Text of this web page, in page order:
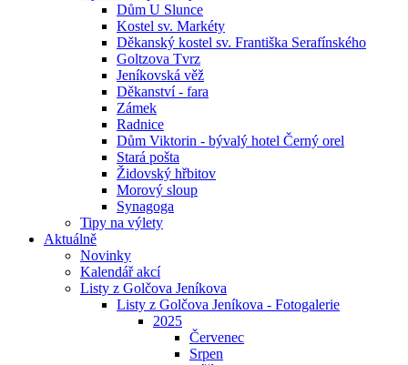
Dům U Slunce
Kostel sv. Markéty
Děkanský kostel sv. Františka Serafínského
Goltzova Tvrz
Jeníkovská věž
Děkanství - fara
Zámek
Radnice
Dům Viktorin - bývalý hotel Černý orel
Stará pošta
Židovský hřbitov
Morový sloup
Synagoga
Tipy na výlety
Aktuálně
Novinky
Kalendář akcí
Listy z Golčova Jeníkova
Listy z Golčova Jeníkova - Fotogalerie
2025
Červenec
Srpen